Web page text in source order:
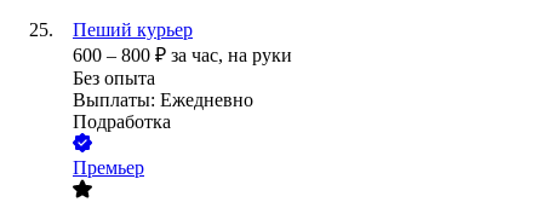
Пеший курьер
600 – 800 ₽ за час, на руки
Без опыта
Выплаты: Ежедневно
Подработка
Премьер